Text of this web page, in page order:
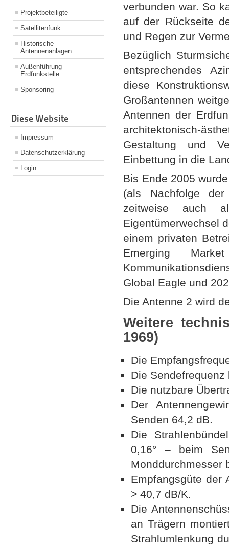
Projektbeteiligte
Satellitenfunk
Historische
Antennenanlagen
Außenführung
Erdfunkstelle
Sponsoring
Diese Website
Impressum
Datenschutzerklärung
Login
verbunden war. So
auf der Rückseite
und Regen zur
Bezüglich
entsprechendes
diese
Großantennen
Antennen der
architektonisch-
Gestaltung und
Einbettung in die
Bis Ende 2005
(als Nachfolge
zeitweise auch
Eigentümerwechsel
einem privaten
Emerging
Global Eagle und
Die Antenne 2 wird
Weitere
1969)
Die
Die Sendefrequenz
Die nutzbare
Der
Senden 64,2 dB.
Die
0,16° ‒ beim
Monddurchmesser
Empfangsgüte der
> 40,7 dB/K.
Die
an Trägern
Strahlumlenkung